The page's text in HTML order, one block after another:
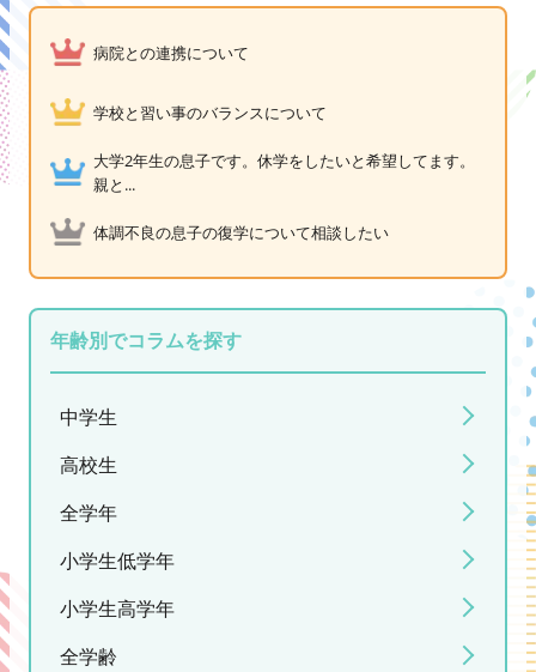
病院との連携について
学校と習い事のバランスについて
大学2年生の息子です。休学をしたいと希望してます。
親と...
体調不良の息子の復学について相談したい
年齢別でコラムを探す
中学生
高校生
全学年
小学生低学年
小学生高学年
全学齢